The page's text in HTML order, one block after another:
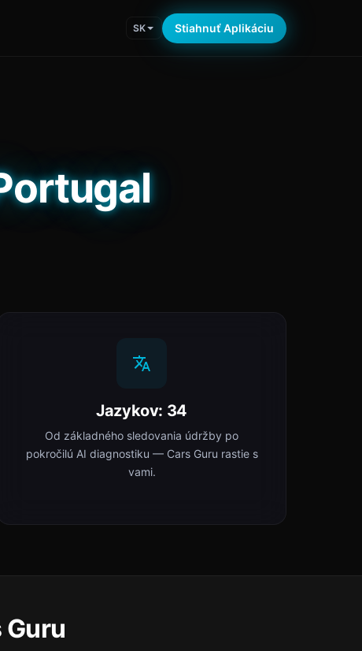
SK Stiahnuť Aplikáciu
Jazykov: 34
Od základného sledovania údržby po
pokročilú AI diagnostiku — Cars Guru rastie s
vami.